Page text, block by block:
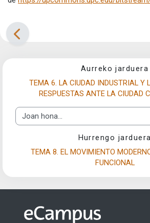
Aurreko jarduera
TEMA 6. LA CIUDAD INDUSTRIAL Y
RESPUESTAS ANTE LA CIUDAD
Joan hona...
Hurrengo jarduera
TEMA 8. EL MOVIMIENTO
FUNCIONAL